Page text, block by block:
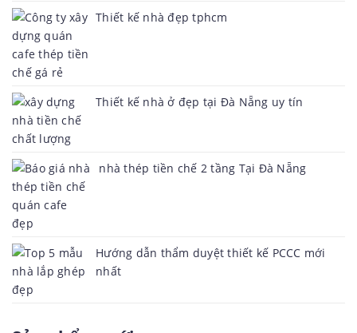
Thiết kế nhà đẹp tphcm
Thiết kế nhà ở đẹp tại Đà Nẵng uy tín
nhà thép tiền chế 2 tầng Tại Đà Nẵng
Hướng dẫn thẩm duyệt thiết kế PCCC mới
nhất